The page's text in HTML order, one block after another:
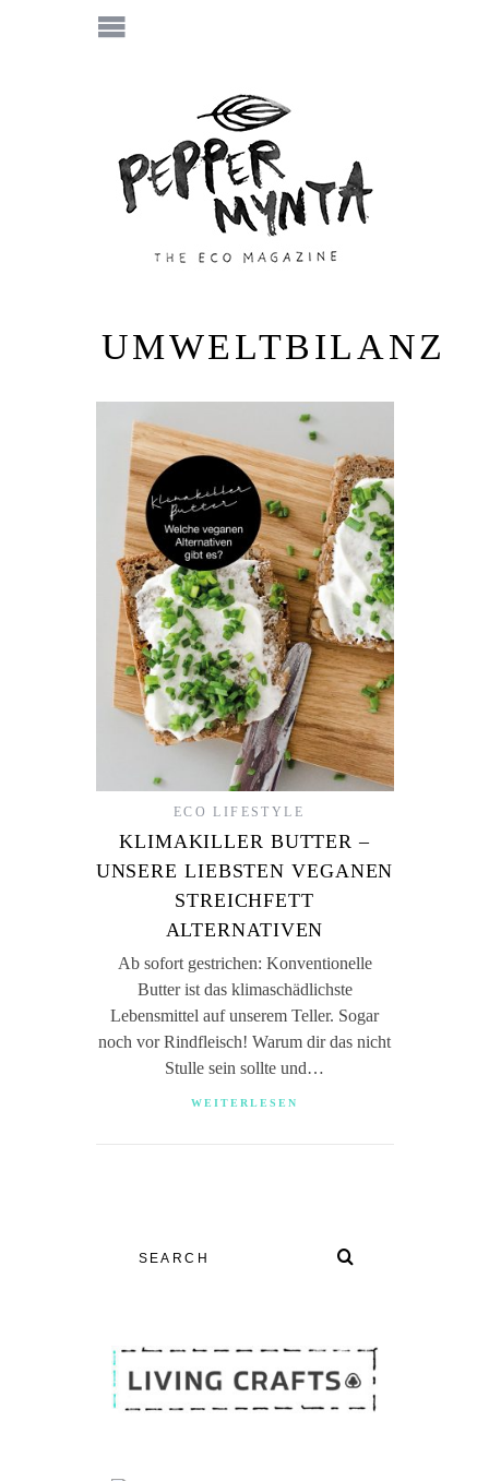
UMWELTBILANZ
ECO LIFESTYLE
KLIMAKILLER BUTTER –
UNSERE LIEBSTEN VEGANEN
STREICHFETT
ALTERNATIVEN
Ab sofort gestrichen: Konventionelle
Butter ist das klimaschädlichste
Lebensmittel auf unserem Teller. Sogar
noch vor Rindfleisch! Warum dir das nicht
Stulle sein sollte und…
WEITERLESEN